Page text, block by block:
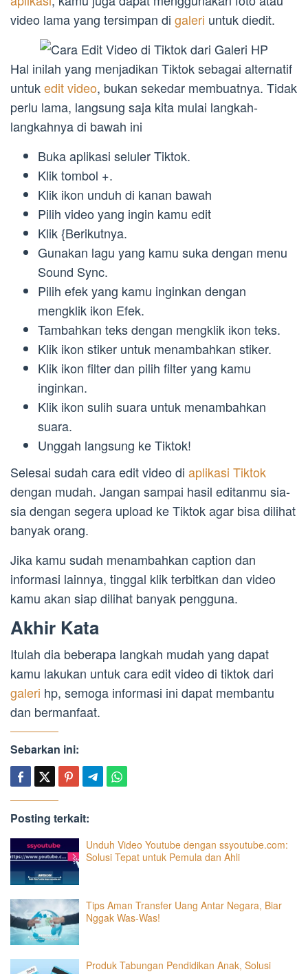
video lama yang tersimpan di galeri untuk diedit.
Hal inilah yang menjadikan Tiktok sebagai alternatif
untukedit video, bukan sekedar membuatnya. Tidak
perlu lama, langsung saja kita mulai langkah-
langkahnya di bawah ini
Buka aplikasi seluler Tiktok.
Klik tombol +.
Klik ikon unduh di kanan bawah
Pilih video yang ingin kamu edit
Klik {Berikutnya.
Gunakan lagu yang kamu suka dengan menu
Sound Sync.
Pilih efek yang kamu inginkan dengan
mengklik ikon Efek.
Tambahkan teks dengan mengklik ikon teks.
Klik ikon stiker untuk menambahkan stiker.
Klik ikon filter dan pilih filter yang kamu
inginkan.
Klik ikon sulih suara untuk menambahkan
suara.
Unggah langsung ke Tiktok!
Selesai sudah cara edit video di aplikasi Tiktok
dengan mudah. Jangan sampai hasil editanmu sia-
sia dengan segera upload ke Tiktok agar bisa dilihat
banyak orang.
Jika kamu sudah menambahkan caption dan
informasi lainnya, tinggal klik terbitkan dan video
kamu akan siap dilihat banyak pengguna.
Akhir Kata
Itulah dia beberapa langkah mudah yang dapat
kamu lakukan untuk cara edit video di tiktok dari
galeri hp, semoga informasi ini dapat membantu
dan bermanfaat.
Sebarkan ini:
Posting terkait:
Unduh Video Youtube dengan ssyoutube.com:
Solusi Tepat untuk Pemula dan Ahli
Tips Aman Transfer Uang Antar Negara, Biar
Nggak Was-Was!
Produk Tabungan Pendidikan Anak, Solusi